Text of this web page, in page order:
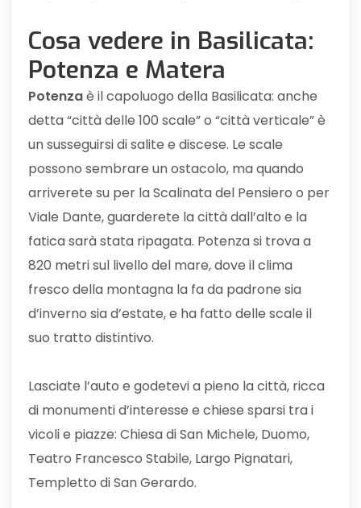
Cosa vedere in Basilicata:
Potenza e Matera
Potenzaè il capoluogo della Basilicata: anche
detta “città delle 100 scale” o “città verticale” è
un susseguirsi di salite e discese. Le scale
possono sembrare un ostacolo, ma quando
arriverete su per la Scalinata del Pensiero o per
Viale Dante, guarderete la città dall’alto e la
fatica sarà stata ripagata. Potenza si trova a
820 metri sul livello del mare, dove il clima
fresco della montagna la fa da padrone sia
d’inverno sia d’estate, e ha fatto delle scale il
suo tratto distintivo.
Lasciate l’auto e godetevi a pieno la città, ricca
di monumenti d’interesse e chiese sparsi tra i
vicoli e piazze: Chiesa di San Michele, Duomo,
Teatro Francesco Stabile, Largo Pignatari,
Templetto di San Gerardo.